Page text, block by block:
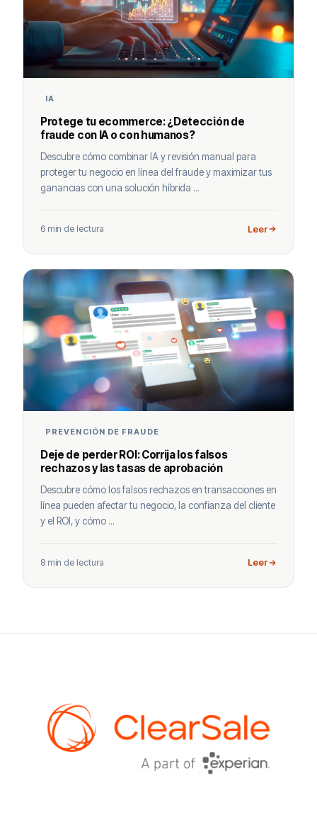
IA
Protege tu ecommerce: ¿Detección de
fraude con IA o con humanos?
Descubre cómo combinar IA y revisión manual para
proteger tu negocio en línea del fraude y maximizar tus
ganancias con una solución híbrida ...
6 min de lectura Leer
PREVENCIÓN DE FRAUDE
Deje de perder ROI: Corrija los falsos
rechazos y las tasas de aprobación
Descubre cómo los falsos rechazos en transacciones en
línea pueden afectar tu negocio, la confianza del cliente
y el ROI, y cómo ...
8 min de lectura Leer